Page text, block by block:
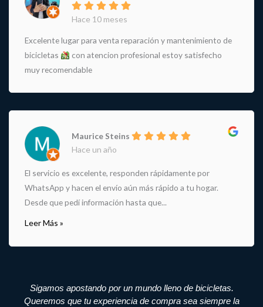
Hace 10 meses
Excelente lugar para venta reparación y mantenimiento de
bicicletas
con atencion profesional estoy satisfecho
muy recomendable
Maurice Steins
Hace un año
El servicio es excelente, responden rápidamente por
WhatsApp y hacen el envío aún más rápido a tu hogar.
Desde que pedí información hasta que...
Leer Más »
Sigamos apostando por un mundo lleno de bicicletas.
Queremos que tu experiencia de compra sea siempre la